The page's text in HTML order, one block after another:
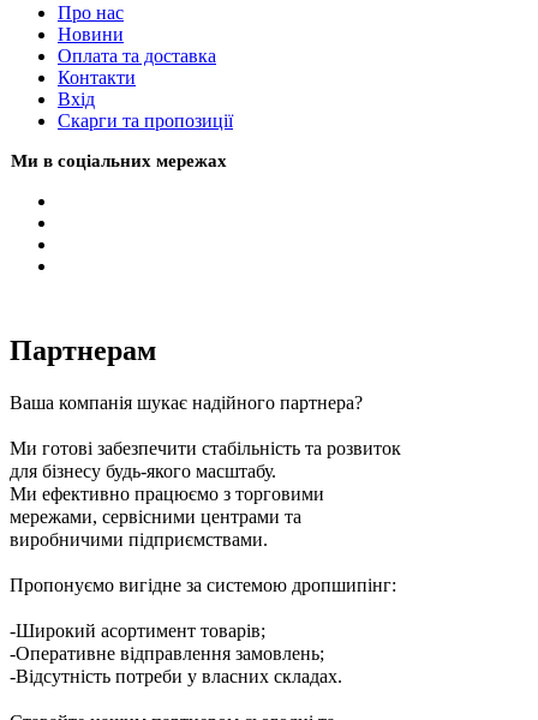
Про нас
Новини
Оплата та доставка
Контакти
Вхiд
Скарги та пропозиції
Ми в соціальних мережах
Партнерам
Ваша компанія шукає надійного партнера?
Ми готові забезпечити стабільність та розвиток
для бізнесу будь-якого масштабу.
Ми ефективно працюємо з торговими
мережами, сервісними центрами та
виробничими підприємствами.
Пропонуємо вигідне за системою дропшипінг:
-Широкий асортимент товарів;
-Оперативне відправлення замовлень;
-Відсутність потреби у власних складах.